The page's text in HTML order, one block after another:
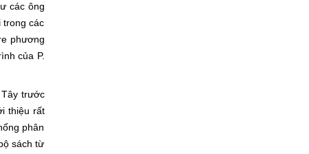
các ông
trong các
phương
của P.
trước
thiệu rất
phân
sách từ